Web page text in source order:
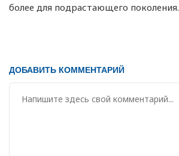
более для подрастающего поколения.
ДОБАВИТЬ КОММЕНТАРИЙ